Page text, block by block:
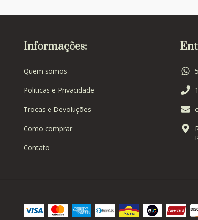
Informações:
Quem somos
Politicas e Privacidade
Trocas e Devoluções
Como comprar
Contato